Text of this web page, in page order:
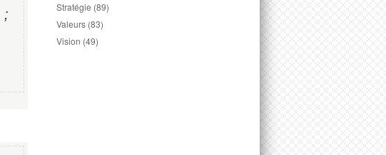
;
Stratégie (89)
Valeurs (83)
Vision (49)